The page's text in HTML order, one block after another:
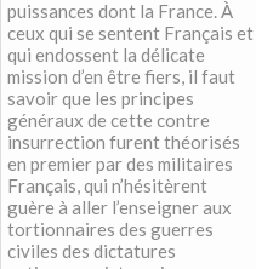
puissances dont la France. À
ceux qui se sentent Français et
qui endossent la délicate
mission d’en être fiers, il faut
savoir que les principes
généraux de cette contre
insurrection furent théorisés
en premier par des militaires
Français, qui n’hésitèrent
guère à aller l’enseigner aux
tortionnaires des guerres
civiles des dictatures